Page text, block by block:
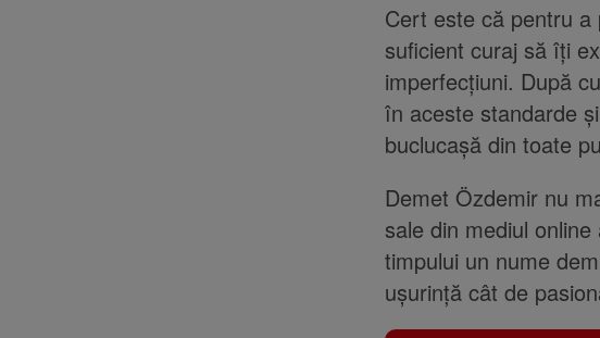
Cert este că pentru
suficient curaj să îți
imperfecțiuni. După
în aceste standarde
buclucașă din toate
Demet Özdemir nu
sale din mediul
timpului un nume
ușurință cât de